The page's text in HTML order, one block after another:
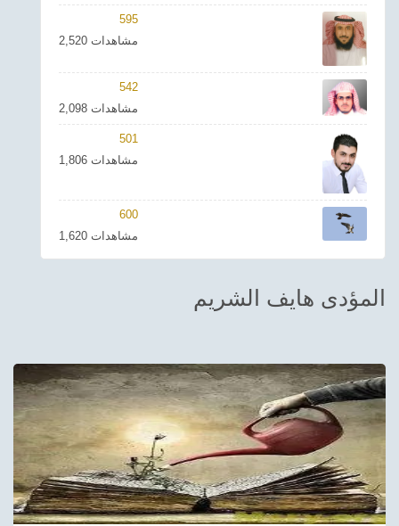
اناشيد
ادعية
احدث الفيديوهات
ترفيهي
Asian
Foreign
Sudani tones
595
2,520 مشاهدات
542
2,098 مشاهدات
501
1,806 مشاهدات
600
1,620 مشاهدات
المؤدى هايف الشريم